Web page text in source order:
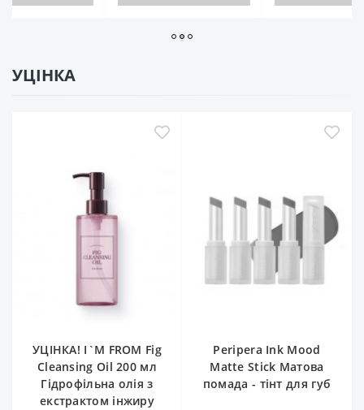
УЦІНКА
УЦІНКА! I`M FROM Fig
Cleansing Oil 200 мл
Гідрофільна олія з
екстрактом інжиру
Peripera Ink Mood
Matte Stick Матова
помада - тінт для губ